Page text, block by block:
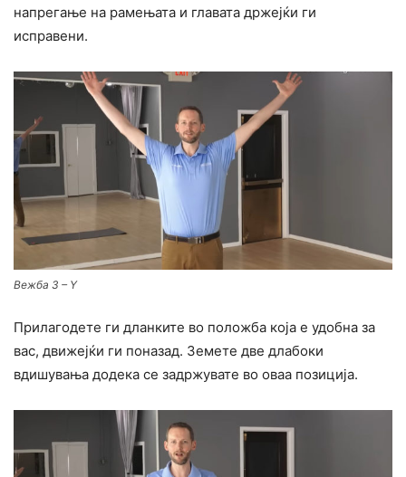
напрегање на рамењата и главата држејќи ги
исправени.
Вежба 3 – Y
Прилагодете ги дланките во положба која е удобна за
вас, движејќи ги поназад. Земете две длабоки
вдишувања додека се задржувате во оваа позиција.